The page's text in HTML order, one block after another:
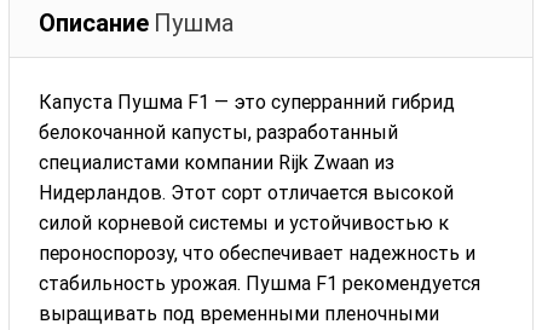
Описание Пушма
Капуста Пушма F1 — это суперранний гибрид
белокочанной капусты, разработанный
специалистами компании Rijk Zwaan из
Нидерландов. Этот сорт отличается высокой
силой корневой системы и устойчивостью к
пероноспорозу, что обеспечивает надежность и
стабильность урожая. Пушма F1 рекомендуется
выращивать под временными пленочными